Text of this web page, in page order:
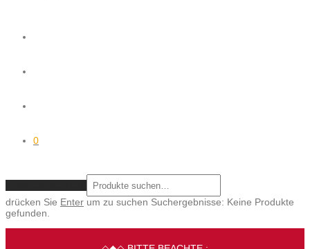
0
drücken Sie Enter um zu suchen Suchergebnisse: Keine Produkte
gefunden.